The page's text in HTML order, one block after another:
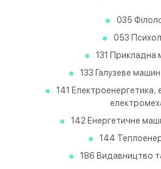
035
053
131 Прикладна
133 Галузеве
141 Електроенергетика,
142 Енергетичне
144
186 Видавництво